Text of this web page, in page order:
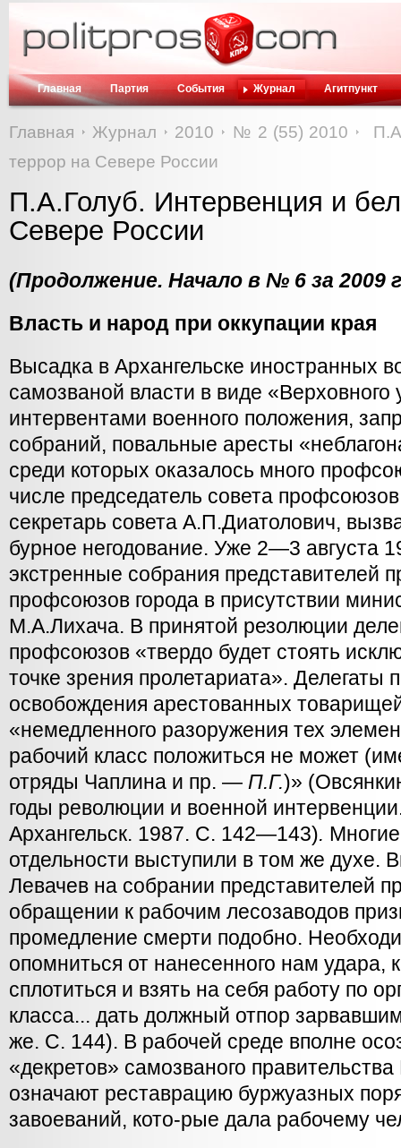
Главная Партия События Журнал Агитпункт
Главная Журнал 2010 № 2 (55) 2010
террор на Севере России
П.А.Голуб. Интервенция и
Севере России
(Продолжение. Начало в № 6 за 2009
Власть и народ при оккупации края
Высадка в Архангельске иностранных
самозваной власти в виде «Верховного
интервентами военного положения,
собраний, повальные аресты
среди которых оказалось много
числе председатель совета
секретарь совета А.П.Диатолович,
бурное негодование. Уже 2—3 августа
экстренные собрания представителей
профсоюзов города в присутствии
М.А.Лихача. В принятой резолюции
профсоюзов «твердо будет стоять
точке зрения пролетариата». Делегаты
освобождения арестованных
«немедленного разоружения тех
рабочий класс положиться не может
отряды Чаплина и пр. — П.Г.)»
годы революции и военной
Архангельск. 1987. С. 142—143).
отдельности выступили в том же
Левачев на собрании представителей
обращении к рабочим лесозаводов
промедление смерти подобно.
опомниться от нанесенного нам удара,
сплотиться и взять на себя работу по
класса... дать должный отпор
же. С. 144). В рабочей среде вполне
«декретов» самозваного
означают реставрацию буржуазных
завоеваний, кото-рые дала рабочему